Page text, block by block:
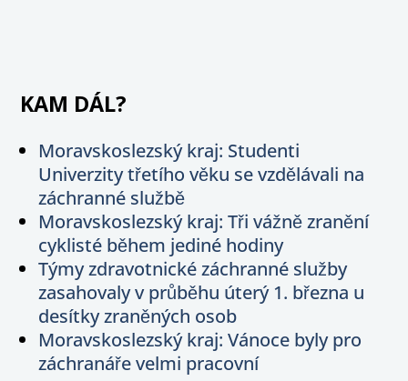
KAM DÁL?
Moravskoslezský kraj: Studenti
Univerzity třetího věku se vzdělávali na
záchranné službě
Moravskoslezský kraj: Tři vážně zranění
cyklisté během jediné hodiny
Týmy zdravotnické záchranné služby
zasahovaly v průběhu úterý 1. března u
desítky zraněných osob
Moravskoslezský kraj: Vánoce byly pro
záchranáře velmi pracovní